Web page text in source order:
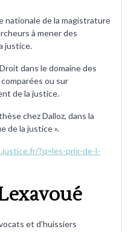
nationale de la magistrature
à mener des
justice.
dans le domaine des
ou sur
de la justice.
chez Dalloz, dans la
de la justice ».
?q=les-prix-de-l-
et d’huissiers